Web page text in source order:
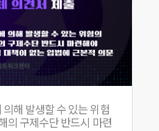
해 발생할 수 있는 위험
의 구제수단 반드시 마련